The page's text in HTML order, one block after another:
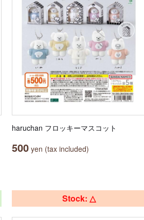
haruchan フロッキーマスコット
500 yen (tax included)
Stock: △